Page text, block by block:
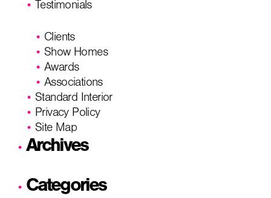
Testimonials
Clients
Show Homes
Awards
Associations
Standard Interior
Privacy Policy
Site Map
Archives
Categories